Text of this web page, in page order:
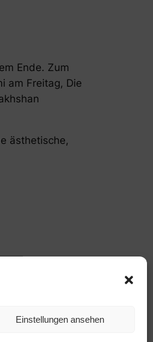
Einstellungen ansehen
Ende. Zum
am Freitag, Die
ästhetische,